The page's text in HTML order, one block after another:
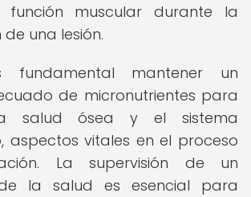
función muscular durante la
una lesión.
fundamental mantener un
de micronutrientes para
salud ósea y el sistema
aspectos vitales en el proceso
La supervisión de un
la salud es esencial para